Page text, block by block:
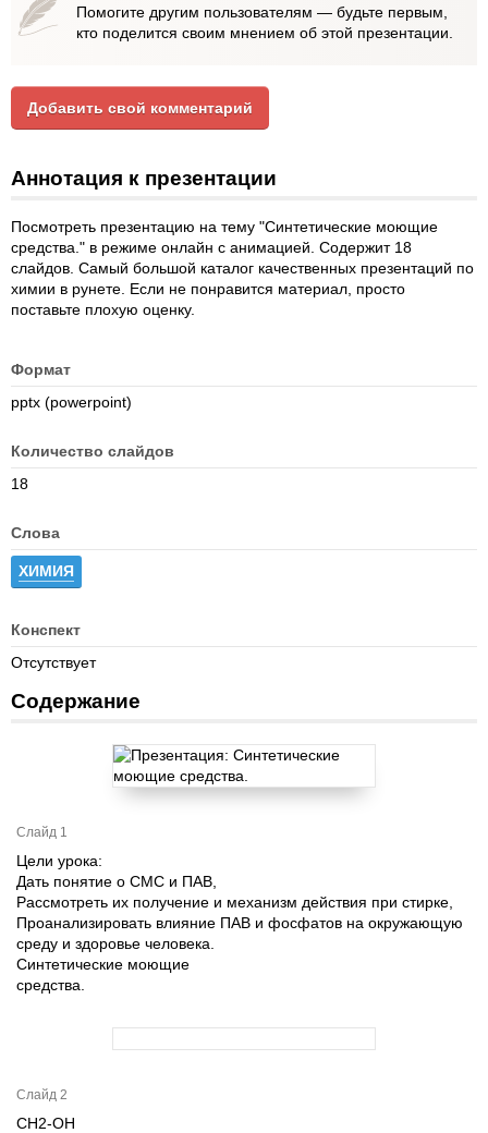
Помогите другим пользователям — будьте первым,
кто поделится своим мнением об этой презентации.
Добавить свой комментарий
Аннотация к презентации
Посмотреть презентацию на тему "Синтетические моющие
средства." в режиме онлайн с анимацией. Содержит 18
слайдов. Самый большой каталог качественных презентаций по
химии в рунете. Если не понравится материал, просто
поставьте плохую оценку.
Формат
pptx (powerpoint)
Количество слайдов
18
Слова
ХИМИЯ
Конспект
Отсутствует
Содержание
Слайд 1
Цели урока:
Дать понятие о СМС и ПАВ,
Рассмотреть их получение и механизм действия при стирке,
Проанализировать влияние ПАВ и фосфатов на окружающую
среду и здоровье человека.
Синтетические моющие
средства.
Слайд 2
CH2-OH